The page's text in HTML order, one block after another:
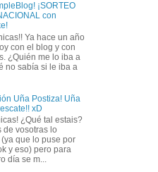
¡SORTEO
con
Ya hace un año
con el blog y con
¿Quién me lo iba a
no sabía si le iba a
Uña Postiza! Uña
xD
¿Qué tal estais?
de vosotras lo
que lo puse por
y eso) pero para
día se m...